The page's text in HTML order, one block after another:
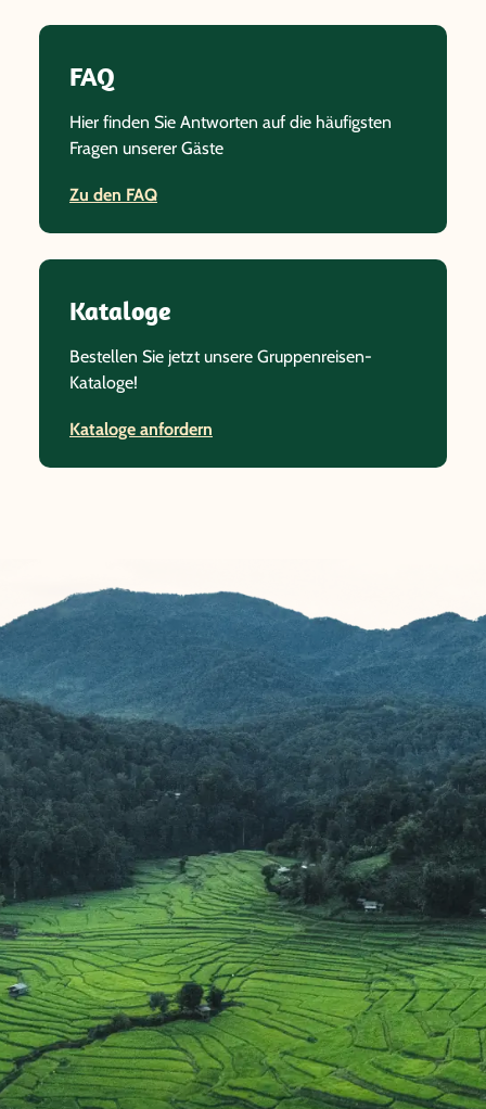
FAQ
Hier finden Sie Antworten auf die häufigsten
Fragen unserer Gäste
Zu den FAQ
Kataloge
Bestellen Sie jetzt unsere Gruppenreisen-
Kataloge!
Kataloge anfordern